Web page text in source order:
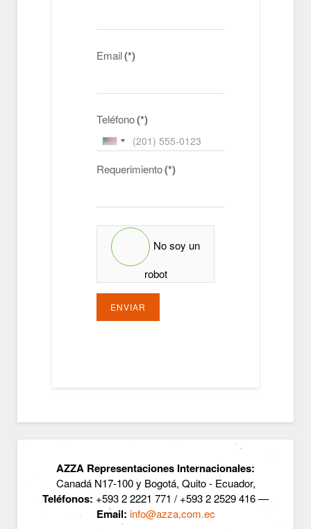
Email(*)
Teléfono(*)
United
+1
Requerimiento(*)
No soy un
robot
ENVIAR
AZZA Representaciones Internacionales:
Canadá N17-100 y Bogotá, Quito - Ecuador,
Teléfonos: +593 2 2221 771 / +593 2 2529 416 —
Email: info@azza.com.ec